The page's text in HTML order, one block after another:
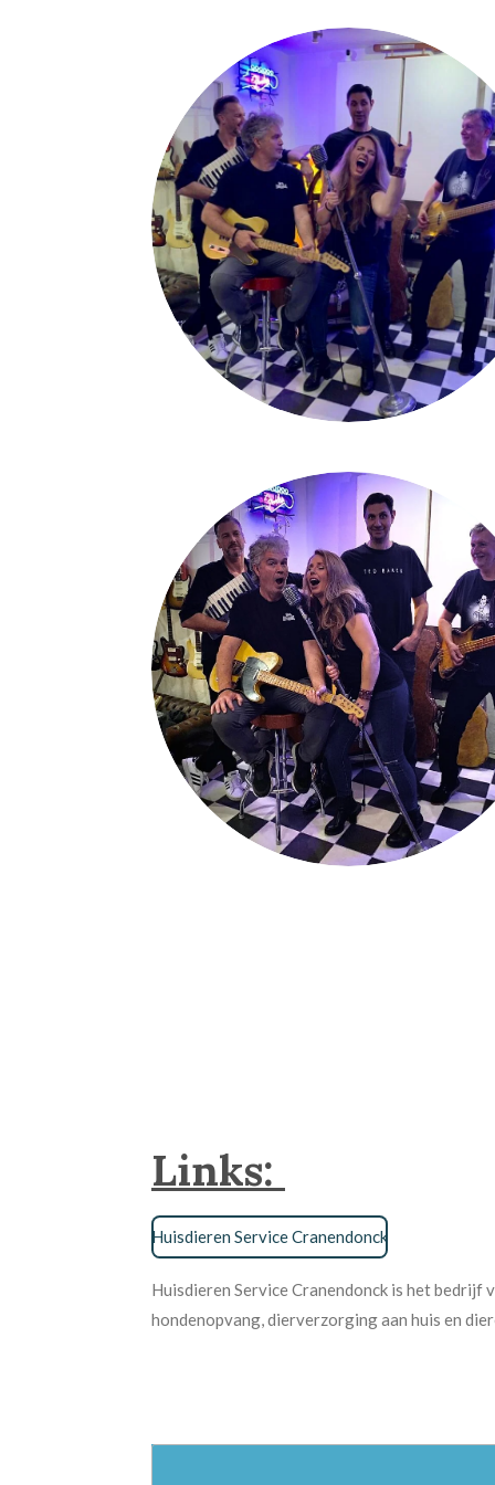
Links:
Huisdieren Service Cranendonck
Huisdieren Service Cranendonck is het bedrijf
hondenopvang, dierverzorging aan huis en